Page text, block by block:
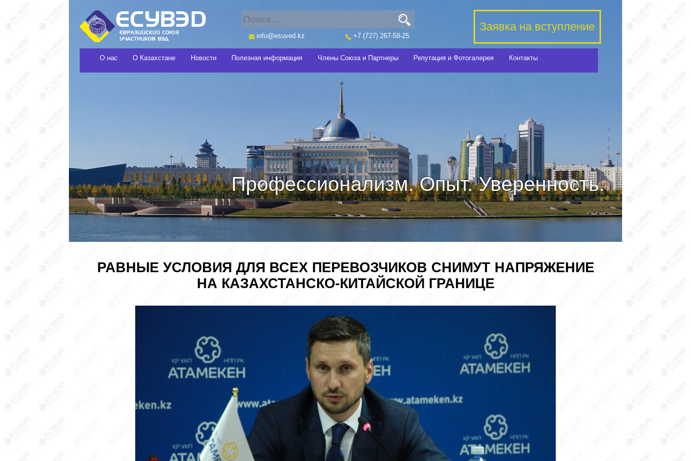
О нас О Казахстане Новости Полезная информация Члены Союза и Партнеры Репутация и Фотогалерея Контакты
+7 (727) 267-58-25
info@esuved.kz
Профессионализм. Опыт. Уверенность.
Заявка на вступление
РАВНЫЕ УСЛОВИЯ ДЛЯ ВСЕХ ПЕРЕВОЗЧИКОВ СНИМУТ НАПРЯЖЕНИЕ
НА КАЗАХСТАНСКО-КИТАЙСКОЙ ГРАНИЦЕ